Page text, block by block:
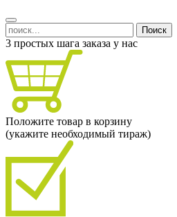
Поиск
3 простых шага заказа у нас
Положите товар в корзину
(укажите необходимый тираж)